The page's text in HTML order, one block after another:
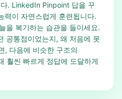
. LinkedIn Pinpoint 답을 꾸
력이 자연스럽게 훈련됩니다.
을 복기하는 습관을 들이세요.
공통점이었는지, 왜 처음에 못
, 다음에 비슷한 구조의
훨씬 빠르게 정답에 도달하게